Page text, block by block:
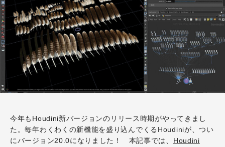
今年もHoudini新バージョンのリリース時期がやってきまし
た。毎年わくわくの新機能を盛り込んでくるHoudiniが、つい
にバージョン20.0になりました！ 本記事では、 Houdini